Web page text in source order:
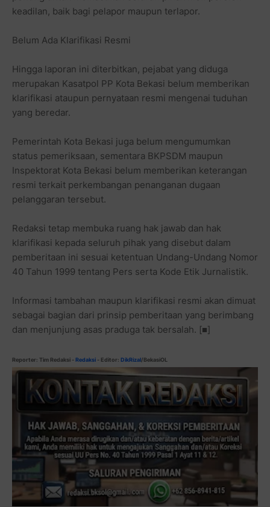
keadilan, baik bagi pelapor maupun terlapor.
Belum Ada Klarifikasi Resmi
Hingga laporan ini diterbitkan, pejabat yang diduga
merupakan Kasatpol PP Kota Bekasi belum memberikan
klarifikasi ataupun pernyataan resmi mengenai tuduhan
yang beredar.
Pemerintah Kota Bekasi juga belum mengumumkan
status pemeriksaan, sementara BKPSDM maupun
Inspektorat Kota Bekasi belum memberikan keterangan
resmi terkait perkembangan penanganan dugaan
pelanggaran tersebut.
Redaksi tetap membuka ruang hak jawab dan hak
klarifikasi kepada seluruh pihak yang disebut dalam
pemberitaan ini sesuai ketentuan Undang-Undang Nomor
40 Tahun 1999 tentang Pers serta Kode Etik Jurnalistik.
Informasi tambahan maupun klarifikasi resmi akan dimuat
sebagai bagian dari prinsip pemberitaan yang berimbang
dan menjunjung asas praduga tak bersalah. [■]
Reporter: Tim Redaksi - Redaksi - Editor: DikRizal/BekasiOL